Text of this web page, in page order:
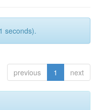
seconds).
previous 1 next